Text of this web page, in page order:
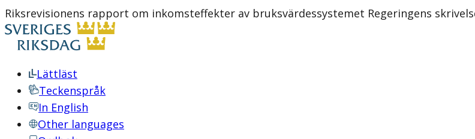
Riksrevisionens rapport om inkomsteffekter av bruksvärdessystemet Regeringens
Lättläst
Teckenspråk
In English
Other languages